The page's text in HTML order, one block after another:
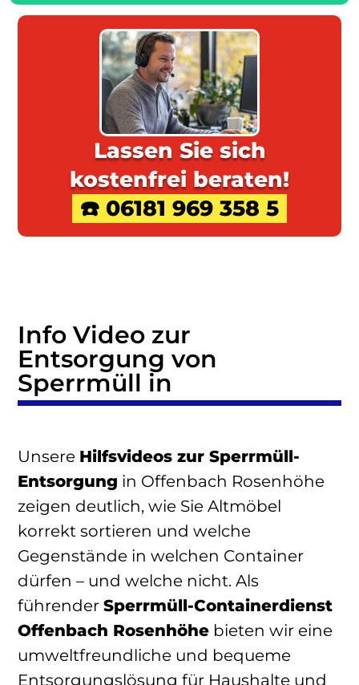
Lassen Sie sich
kostenfrei beraten!
☎️ 06181 969 358 5
Info Video zur
Entsorgung von
Sperrmüll in
Unsere Hilfsvideos zur Sperrmüll-
Entsorgung in Offenbach Rosenhöhe
zeigen deutlich, wie Sie Altmöbel
korrekt sortieren und welche
Gegenstände in welchen Container
dürfen – und welche nicht. Als
führender Sperrmüll-Containerdienst
Offenbach Rosenhöhe bieten wir eine
umweltfreundliche und bequeme
Entsorgungslösung für Haushalte und